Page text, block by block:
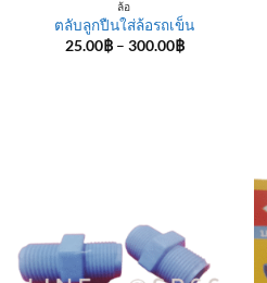
ล้อ
ตลับลูกปืนใส่ล้อรถเข็น
25.00฿ – 300.00฿Price